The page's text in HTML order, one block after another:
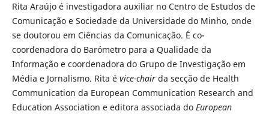
Rita Araújo é investigadora auxiliar no Centro de Estudos de
Comunicação e Sociedade da Universidade do Minho, onde
se doutorou em Ciências da Comunicação. É co-
coordenadora do Barómetro para a Qualidade da
Informação e coordenadora do Grupo de Investigação em
Média e Jornalismo. Rita é vice-chairda secção de Health
Communication da European Communication Research and
Education Association e editora associada do European